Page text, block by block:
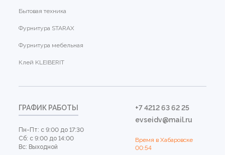
Бытовая техника
Фурнитура STARAX
Фурнитура мебельная
Клей KLEIBERIT
ГРАФИК РАБОТЫ
Пн-Пт: с 9:00 до 17:30
Сб: с 9:00 до 14:00
Вс: Выходной
+7 4212 63 62 25
evseidv@mail.ru
Время в Хабаровске
00:54